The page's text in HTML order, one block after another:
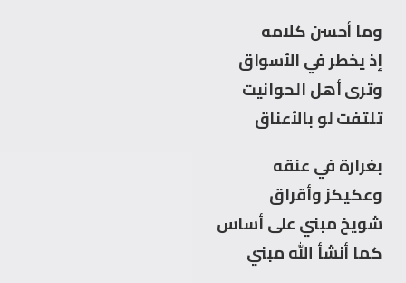
وما أحسن كلامه
إذ يخطر في الأسواق
وترى أهل الحوانيت
تلتفت لو بالأعناق
بغرارة في عنقه
وعكيكز وأقراق
شويخ مبني على أساس
كما أنشأ الله مبني